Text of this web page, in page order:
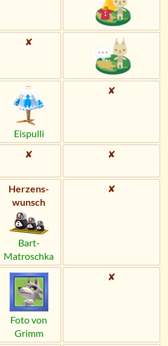
✘
Eispulli
✘
✘ ✘
Herzens­
wunsch
Bart-
Matroschka
✘
Foto von
Grimm
✘